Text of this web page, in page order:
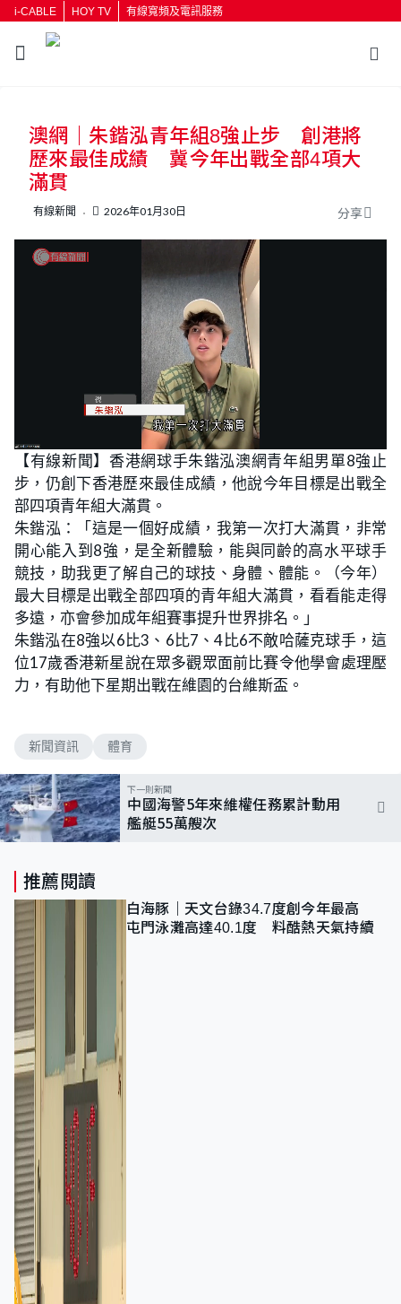
i-CABLE HOY TV 有線寬頻及電訊服務
澳網｜朱鍇泓青年組8強止步 創港將
歷來最佳成績 冀今年出戰全部4項大
滿貫
有線新聞 2026年01月30日 分享
n
m
u
t
e
L
o
a
d
e
d
:
4
5
.
2
1
%
【有線新聞】香港網球手朱鍇泓澳網青年組男單8強止
步，仍創下香港歷來最佳成績，他說今年目標是出戰全
部四項青年組大滿貫。
朱鍇泓：「這是一個好成績，我第一次打大滿貫，非常
開心能入到8強，是全新體驗，能與同齡的高水平球手
競技，助我更了解自己的球技、身體、體能。（今年）
最大目標是出戰全部四項的青年組大滿貫，看看能走得
多遠，亦會參加成年組賽事提升世界排名。」
朱鍇泓在8強以6比3、6比7、4比6不敵哈薩克球手，這
位17歲香港新星說在眾多觀眾面前比賽令他學會處理壓
力，有助他下星期出戰在維園的台維斯盃。
新聞資訊 體育
下一則新聞
中國海警5年來維權任務累計動用
艦艇55萬艘次
推薦閱讀
白海豚｜天文台錄34.7度創今年最高
屯門泳灘高達40.1度 料酷熱天氣持續